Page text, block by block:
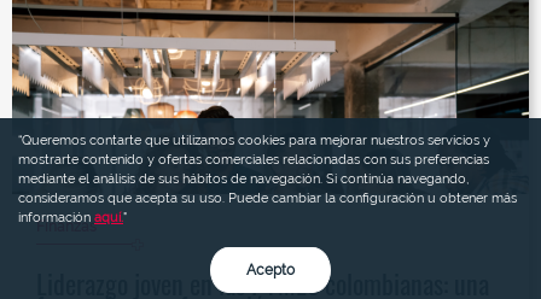
Finanzas
Liderazgo joven en las PYMES colombianas: una
“Queremos contarte que utilizamos cookies para mejorar nuestros servicios y
mostrarte contenido y ofertas comerciales relacionadas con sus preferencias
mediante el análisis de sus hábitos de navegación. Si continúa navegando,
consideramos que acepta su uso. Puede cambiar la configuración u obtener más
información aquí."
Acepto